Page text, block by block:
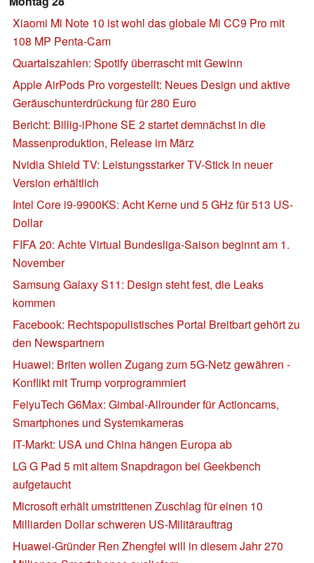
Xiaomi Mi Note 10 ist wohl das globale Mi CC9 Pro mit
108 MP Penta-Cam
Quartalszahlen: Spotify überrascht mit Gewinn
Apple AirPods Pro vorgestellt: Neues Design und aktive
Geräuschunterdrückung für 280 Euro
Bericht: Billig-iPhone SE 2 startet demnächst in die
Massenproduktion, Release im März
Nvidia Shield TV: Leistungsstarker TV-Stick in neuer
Version erhältlich
Intel Core i9-9900KS: Acht Kerne und 5 GHz für 513 US-
Dollar
FIFA 20: Achte Virtual Bundesliga-Saison beginnt am 1.
November
Samsung Galaxy S11: Design steht fest, die Leaks
kommen
Facebook: Rechtspopulistisches Portal Breitbart gehört zu
den Newspartnern
Huawei: Briten wollen Zugang zum 5G-Netz gewähren -
Konflikt mit Trump vorprogrammiert
FeiyuTech G6Max: Gimbal-Allrounder für Actioncams,
Smartphones und Systemkameras
IT-Markt: USA und China hängen Europa ab
LG G Pad 5 mit altem Snapdragon bei Geekbench
aufgetaucht
Microsoft erhält umstrittenen Zuschlag für einen 10
Milliarden Dollar schweren US-Militärauftrag
Huawei-Gründer Ren Zhengfei will in diesem Jahr 270